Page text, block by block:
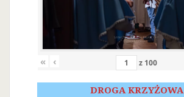
« ‹ z 100
DROGA KRZYŻOWA